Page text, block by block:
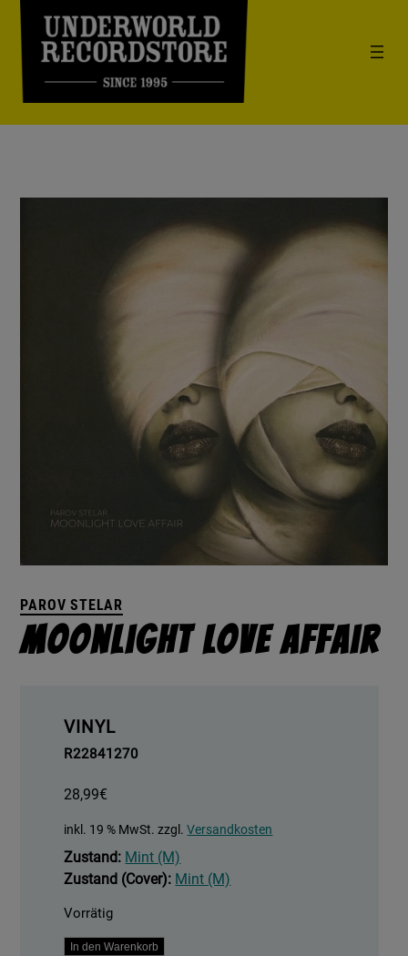
PAROV STELAR
Moonlight Love Affair
VINYL
R22841270
28,99€
inkl. 19 % MwSt. zzgl.Versandkosten
Zustand: Mint (M)
Zustand (Cover): Mint (M)
Vorrätig
Moonlight
In den Warenkorb